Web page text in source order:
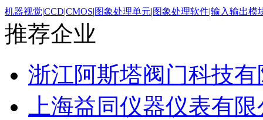
机器视觉|CCD|CMOS|图象处理单元|图象处理软件|输入输出模
推荐企业
浙江阿斯塔阀门科技
上海益同仪器仪表有